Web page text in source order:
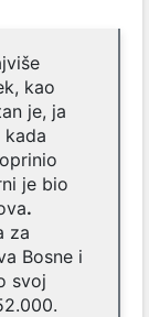
kao
je, ja
kada
je bio
.
za
Bosne i
svoj